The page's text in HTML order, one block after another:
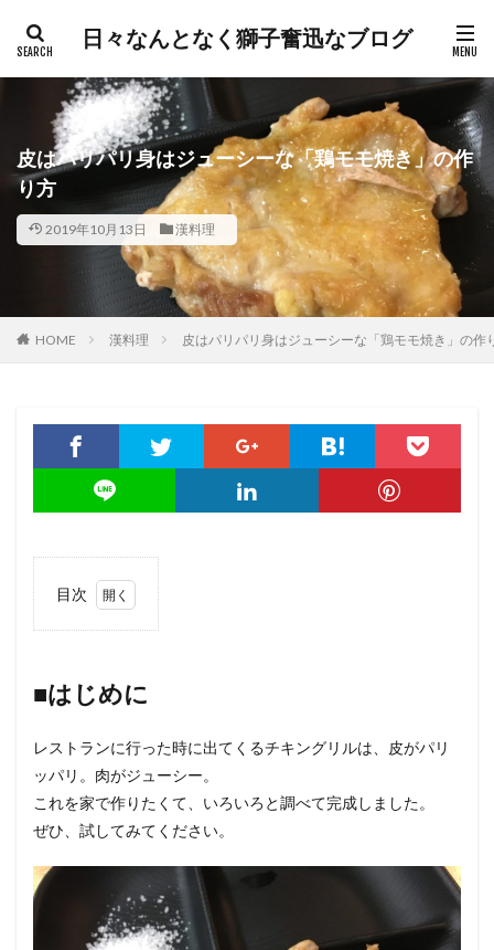
日々なんとなく獅子奮迅なブログ
皮はパリパリ身はジューシーな「鶏モモ焼き」の作
り方
2019年10月13日 漢料理
HOME 漢料理 皮はパリパリ身はジューシーな「鶏モモ焼き」の作
目次
に
■材
（2
人
■はじめに
レストランに行った時に出てくるチキングリルは、皮がパリ
ッパリ。肉がジューシー。
これを家で作りたくて、いろいろと調べて完成しました。
ぜひ、試してみてください。